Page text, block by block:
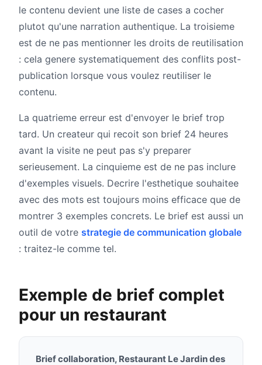
le contenu devient une liste de cases a cocher
plutot qu'une narration authentique. La troisieme
est de ne pas mentionner les droits de reutilisation
: cela genere systematiquement des conflits post-
publication lorsque vous voulez reutiliser le
contenu.
La quatrieme erreur est d'envoyer le brief trop
tard. Un createur qui recoit son brief 24 heures
avant la visite ne peut pas s'y preparer
serieusement. La cinquieme est de ne pas inclure
d'exemples visuels. Decrire l'esthetique souhaitee
avec des mots est toujours moins efficace que de
montrer 3 exemples concrets. Le brief est aussi un
outil de votre strategie de communication globale
: traitez-le comme tel.
Exemple de brief complet
pour un restaurant
Brief collaboration, Restaurant Le Jardin des